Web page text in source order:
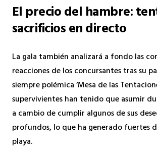
El precio del hambre:
sacrificios en directo
La gala también analizará a fondo las
reacciones de los concursantes tras su
siempre polémica ‘Mesa de las
supervivientes han tenido que asumir
a cambio de cumplir algunos de sus
profundos, lo que ha generado fuertes
playa.